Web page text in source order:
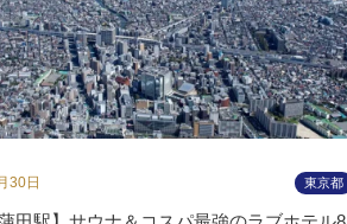
30日 東京都